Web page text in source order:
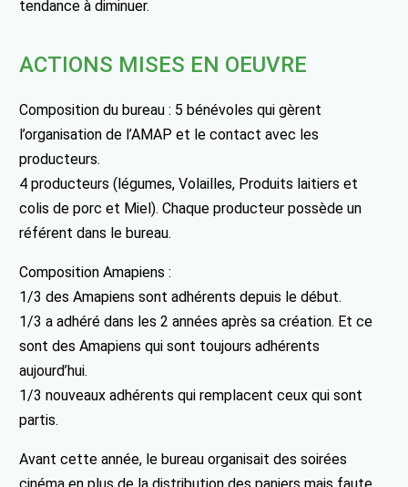
tendance à diminuer.
ACTIONS MISES EN OEUVRE
Composition du bureau : 5 bénévoles qui gèrent
l’organisation de l’AMAP et le contact avec les
producteurs.
4 producteurs (légumes, Volailles, Produits laitiers et
colis de porc et Miel). Chaque producteur possède un
référent dans le bureau.
Composition Amapiens :
1/3 des Amapiens sont adhérents depuis le début.
1/3 a adhéré dans les 2 années après sa création. Et ce
sont des Amapiens qui sont toujours adhérents
aujourd’hui.
1/3 nouveaux adhérents qui remplacent ceux qui sont
partis.
Avant cette année, le bureau organisait des soirées